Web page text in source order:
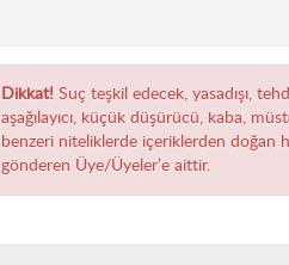
Dikkat! Suç teşkil edecek, yasadışı,
aşağılayıcı, küçük düşürücü, kaba,
benzeri niteliklerde içeriklerden doğan
gönderen Üye/Üyeler’e aittir.